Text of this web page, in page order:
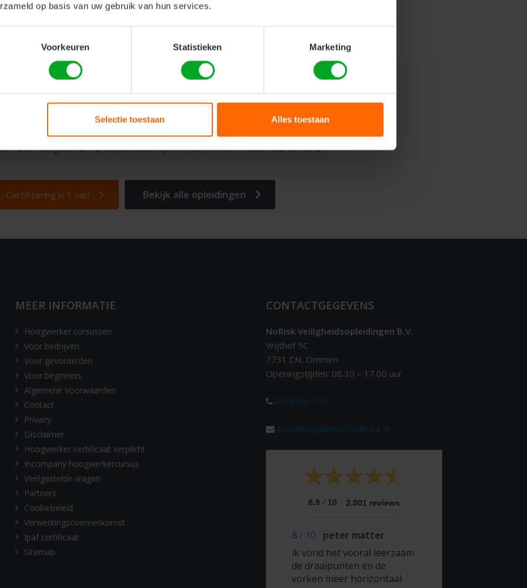
op basis van uw gebruik van hun services.
Voorkeuren Statistieken Marketing
Selectie toestaan Alles toestaan
info@hoogwerker-
keuze voorhoogwerker trainingen en opleidingen
bieden wij onze nieuwe en zeer effectieve1-uurs Incompany trainingaan.
u uw hoogwerker certificaat halen opmeerdere locatiesdoor heel het land.
Certificering in 1 uur! Bekijk alle opleidingen
MEER INFORMATIE
Hoogwerker cursussen
Voor bedrijven
Voor gevorderden
Voor beginners
Algemene Voorwaarden
Contact
Privacy
Disclaimer
Hoogwerker certificaat verplicht
Incompany hoogwerkercursus
Veelgestelde vragen
Partners
Cookiebeleid
Verwerkingsovereenkomst
Ipaf certificaat
Sitemap
CONTACTGEGEVENS
NoRisk Veiligheidsopleidingen B.V.
Vrijthof 5C
7731 CN, Ommen
Openingstijden: 08.30 – 17.00 uur
0529 820 210
info@hoogwerker-cerficaat.nl
8.9 / 10 2.801 reviews
8/ 10
peter matter
ik vond het vooral leerzaam
de draaipunten en de
vorken meer horizontaal